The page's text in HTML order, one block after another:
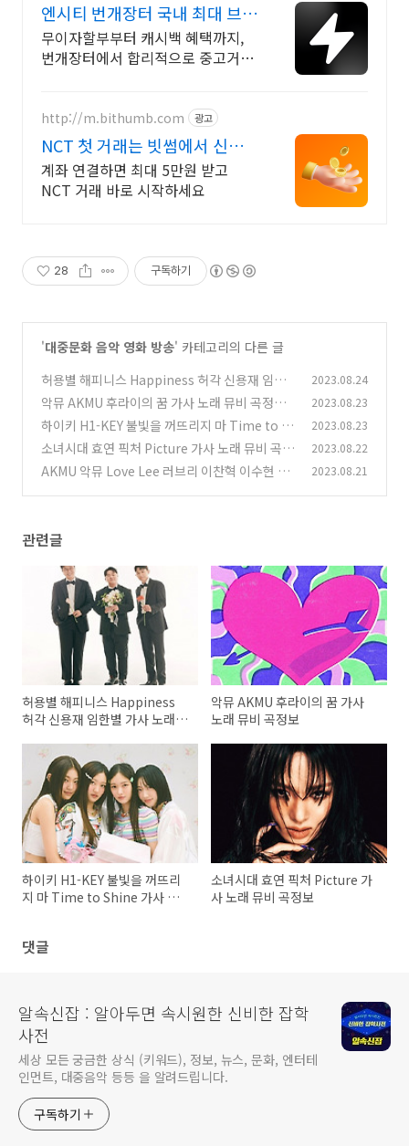
엔시티 번개장터 국내 최대 브랜
드 중고거래
무이자할부부터 캐시백 혜택까지,
번개장터에서 합리적으로 중고거래
신규 상품 업로드
http://m.bithumb.com 광고
NCT 첫 거래는 빗썸에서 신규
가입 시 5만원 혜택
계좌 연결하면 최대 5만원 받고
NCT 거래 바로 시작하세요
28 구독하기
'대중문화 음악 영화 방송' 카테고리의 다른 글
허용별 해피니스 Happiness 허각 신용재 임한
별 가사 노래 뮤비 곡정보
(0)
2023.08.24
악뮤 AKMU 후라이의 꿈 가사 노래 뮤비 곡정보
(0)
2023.08.23
하이키 H1-KEY 불빛을 꺼뜨리지 마 Time to S
hine 가사 노래 뮤비 곡정보 (0)
2023.08.23
소녀시대 효연 픽처 Picture 가사 노래 뮤비 곡정
보 (0)
2023.08.22
AKMU 악뮤 Love Lee 러브리 이찬혁 이수현 가
2023.08.21
관련글
허용별 해피니스 Happiness
허각 신용재 임한별 가사 노래
악뮤 AKMU 후라이의 꿈 가사
노래 뮤비 곡정보
하이키 H1-KEY 불빛을 꺼뜨리
지 마 Time to Shine 가사 노
소녀시대 효연 픽처 Picture 가
사 노래 뮤비 곡정보
댓글
알속신잡 : 알아두면 속시원한 신비한 잡학
사전
세상 모든 궁금한 상식 (키워드), 정보, 뉴스, 문화, 엔터테
인먼트, 대중음악 등등 을 알려드립니다.
구독하기